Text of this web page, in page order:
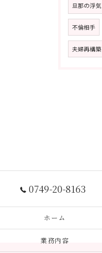
旦那の浮気
不倫相手
夫婦再構築
0749-20-8163
ホーム
業務内容